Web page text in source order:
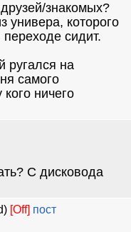
знакомых?
универа, которого
сидит.
ругался на
самого
ничего
С дисковода
[Off] пост